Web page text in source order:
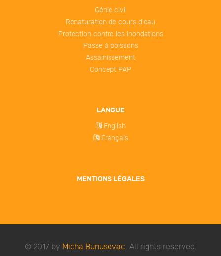
Génie civil
Renaturation de cours d'eau
Protection contre les inondations
Passe à poissons
Assainissement
Concept PAP
LANGUE
English
Français
MENTIONS LÉGALES
© 2017 by Micha Bunusevac. All rights reserved.